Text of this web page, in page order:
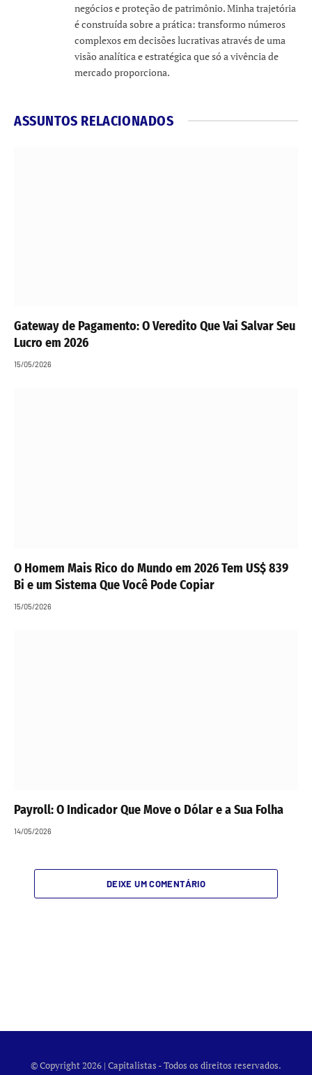
negócios e proteção de patrimônio. Minha trajetória
é construída sobre a prática: transformo números
complexos em decisões lucrativas através de uma
visão analítica e estratégica que só a vivência de
mercado proporciona.
ASSUNTOS RELACIONADOS
Gateway de Pagamento: O Veredito Que Vai Salvar Seu
Lucro em 2026
15/05/2026
O Homem Mais Rico do Mundo em 2026 Tem US$ 839
Bi e um Sistema Que Você Pode Copiar
15/05/2026
Payroll: O Indicador Que Move o Dólar e a Sua Folha
14/05/2026
DEIXE UM COMENTÁRIO
© Copyright 2026 | Capitalistas - Todos os direitos reservados.